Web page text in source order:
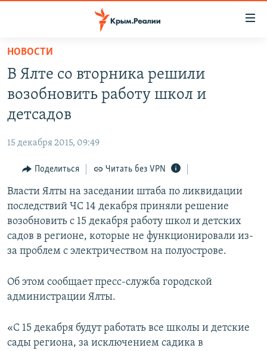
Вернуться
основному
содержанию
главной
навигации
Вернутся
поиску
СПЕЦПРОЕКТЫ
11 ЛЕТ ОККУПАЦИИ КРЫМА. 11 ИСТОРИЙ СОПРОТИВЛЕНИЯ
ЕЩЕ
ИНТЕРАКТИВ
ИНФОГРАФИКА
ТЕЛЕПРОЕКТ КРЫМ.РЕАЛИИ
СОВЕТЫ ПРАВОЗАЩИТНИКОВ
ПРОПАВШИЕ БЕЗ ВЕСТИ
ПОБЕДИТЕЛЕЙ НЕ СУДЯТ?
КРЫМ.НЕПОКОРЕННЫЙ
УКРАИНСКАЯ ПРОБЛЕМА КРЫМА
РАДІО СВОБОДА
КАК ОБОЙТИ БЛОКИРОВКУ
Українською
Qırımtatar
ПРИСОЕДИНЯЙТЕСЬ!
НОВОСТИ
В Ялте со вторника решили
возобновить работу школ и
детсадов
15 декабря 2015, 09:49
Поделиться Читать без VPN
Власти Ялты на заседании штаба по ликвидации
последствий ЧС 14 декабря приняли решение
возобновить с 15 декабря работу школ и детских
садов в регионе, которые не функционировали из-
за проблем с электричеством на полуострове.
Об этом сообщает пресс-служба городской
администрации Ялты.
«С 15 декабря будут работать все школы и детские
сады региона, за исключением садика в